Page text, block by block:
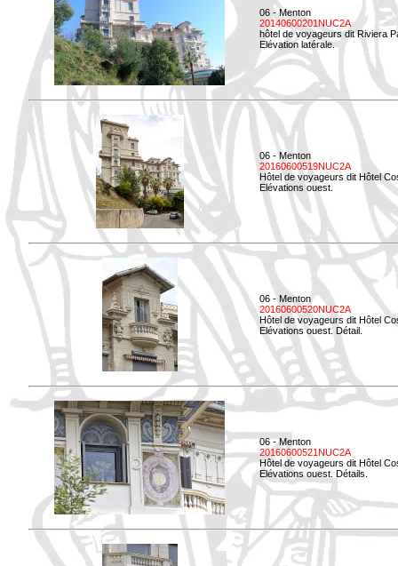
06 - Menton
20140600201NUC2A
hôtel de voyageurs dit Riviera
Elévation latérale.
06 - Menton
20160600519NUC2A
Hôtel de voyageurs dit Hôtel
Elévations ouest.
06 - Menton
20160600520NUC2A
Hôtel de voyageurs dit Hôtel
Elévations ouest. Détail.
06 - Menton
20160600521NUC2A
Hôtel de voyageurs dit Hôtel
Elévations ouest. Détails.